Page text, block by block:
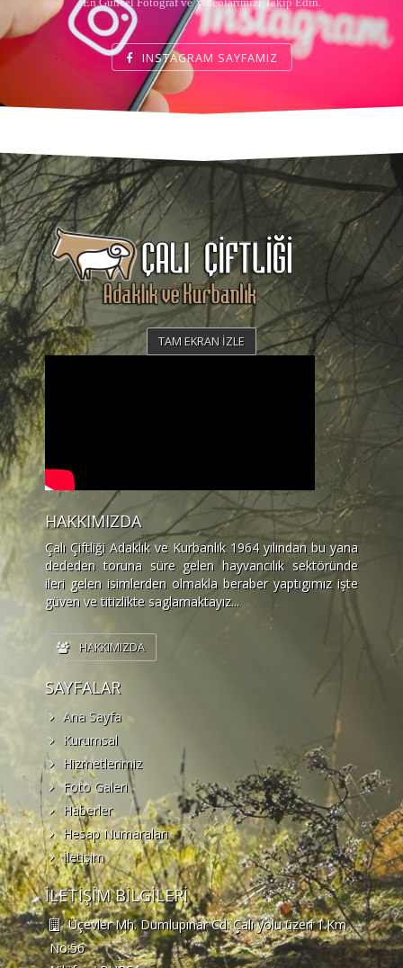
INSTAGRAM SAYFAMIZ
TAM EKRAN İZLE
HAKKIMIZDA
Çalı Çiftliği Adaklık ve Kurbanlık 1964 yılından bu yana
dededen toruna süre gelen hayvancılık sektöründe
ileri gelen isimlerden olmakla beraber yaptıgımız işte
güven ve titizlikte saglamaktayız...
HAKKIMIZDA
SAYFALAR
Ana Sayfa
Kurumsal
Hizmetlerimiz
Foto Galeri
Haberler
Hesap Numaraları
İletişim
İLETİŞİM BİLGİLERİ
Üçevler Mh. Dumlupınar Cd. Çalı yolu üzeri 1.Km
No:56